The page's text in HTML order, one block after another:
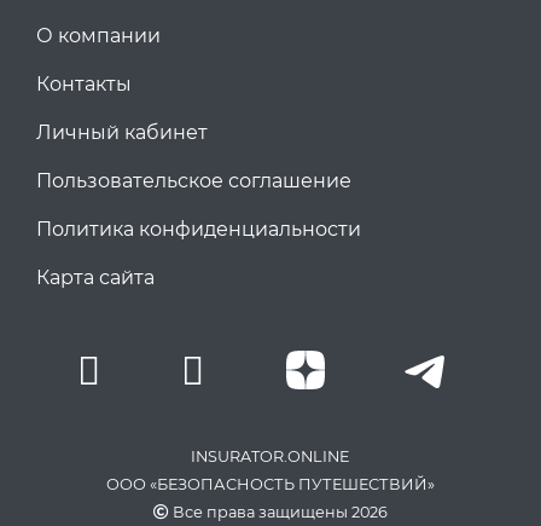
О компании
Контакты
Личный кабинет
Пользовательское соглашение
Политика конфиденциальности
Карта сайта
INSURATOR.ONLINE
ООО «БЕЗОПАСНОСТЬ ПУТЕШЕСТВИЙ»
Все права защищены 2026